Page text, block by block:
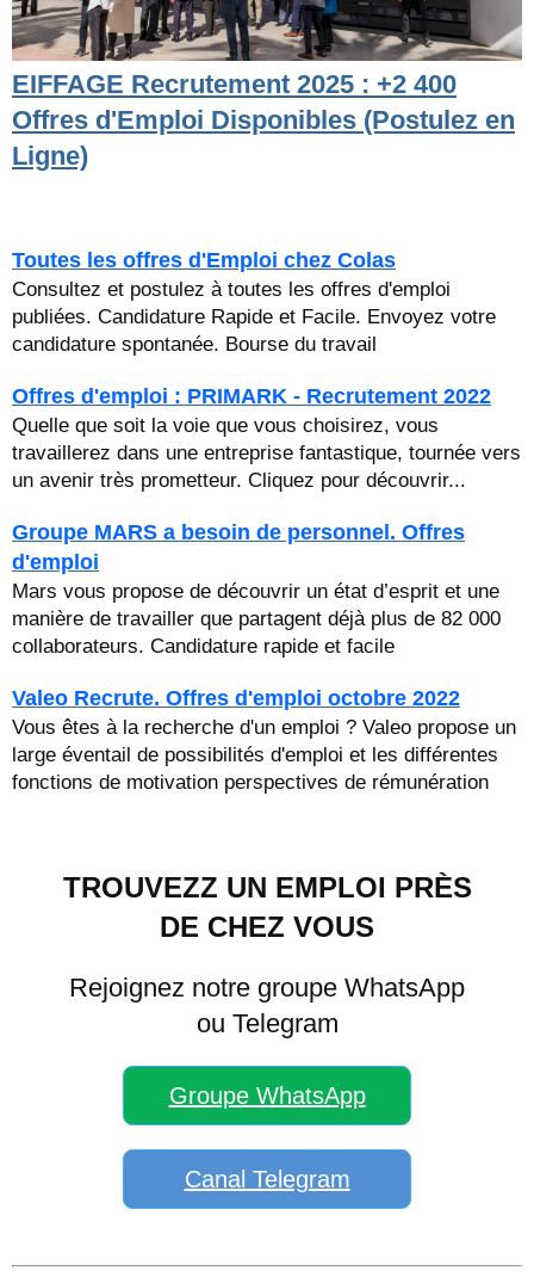
EIFFAGE Recrutement 2025 : +2 400
Offres d'Emploi Disponibles (Postulez en
Ligne)
Toutes les offres d'Emploi chez Colas
Consultez et postulez à toutes les offres d'emploi
publiées. Candidature Rapide et Facile. Envoyez votre
candidature spontanée. Bourse du travail
Offres d'emploi : PRIMARK - Recrutement 2022
Quelle que soit la voie que vous choisirez, vous
travaillerez dans une entreprise fantastique, tournée vers
un avenir très prometteur. Cliquez pour découvrir...
Groupe MARS a besoin de personnel. Offres
d'emploi
Mars vous propose de découvrir un état d’esprit et une
manière de travailler que partagent déjà plus de 82 000
collaborateurs. Candidature rapide et facile
Valeo Recrute. Offres d'emploi octobre 2022
Vous êtes à la recherche d'un emploi ? Valeo propose un
large éventail de possibilités d'emploi et les différentes
fonctions de motivation perspectives de rémunération
TROUVEZZ UN EMPLOI PRÈS
DE CHEZ VOUS
Rejoignez notre groupe WhatsApp
ou Telegram
Groupe WhatsApp
Canal Telegram